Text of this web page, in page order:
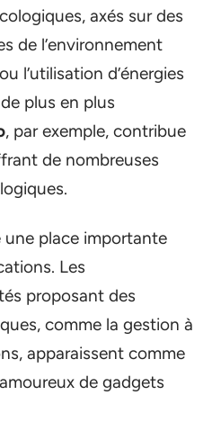
axés sur des
de l’environnement
l’utilisation d’énergies
plus en plus
, par exemple, contribue
de nombreuses
place importante
Les
proposant des
comme la gestion à
apparaissent comme
de gadgets